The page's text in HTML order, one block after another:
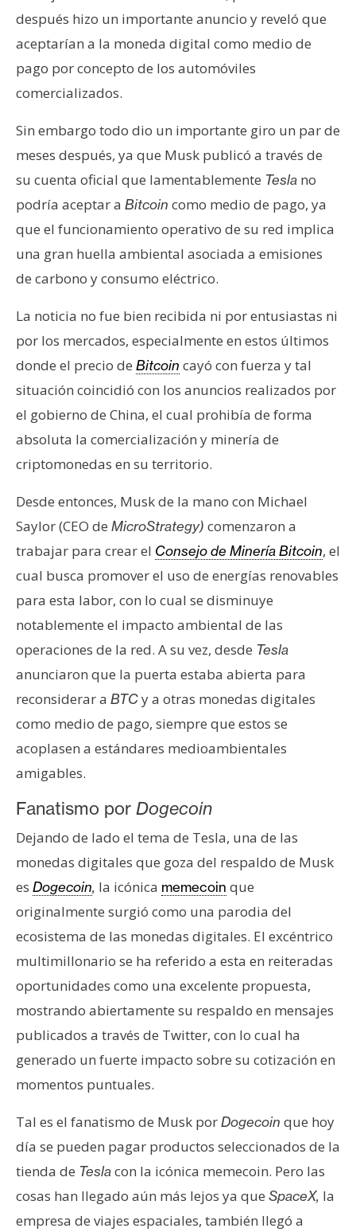
después hizo un importante anuncio y reveló que
aceptarían a la moneda digital como medio de
pago por concepto de los automóviles
comercializados.
Sin embargo todo dio un importante giro un par de
meses después, ya que Musk publicó a través de
su cuenta oficial que lamentablemente Tesla no
podría aceptar a Bitcoin como medio de pago, ya
que el funcionamiento operativo de su red implica
una gran huella ambiental asociada a emisiones
de carbono y consumo eléctrico.
La noticia no fue bien recibida ni por entusiastas ni
por los mercados, especialmente en estos últimos
donde el precio de Bitcoin cayó con fuerza y tal
situación coincidió con los anuncios realizados por
el gobierno de China, el cual prohibía de forma
absoluta la comercialización y minería de
criptomonedas en su territorio.
Desde entonces, Musk de la mano con Michael
Saylor (CEO de MicroStrategy) comenzaron a
trabajar para crear el Consejo de Minería Bitcoin, el
cual busca promover el uso de energías renovables
para esta labor, con lo cual se disminuye
notablemente el impacto ambiental de las
operaciones de la red. A su vez, desde Tesla
anunciaron que la puerta estaba abierta para
reconsiderar a BTCy a otras monedas digitales
como medio de pago, siempre que estos se
acoplasen a estándares medioambientales
amigables.
Fanatismo por Dogecoin
Dejando de lado el tema de Tesla, una de las
monedas digitales que goza del respaldo de Musk
es Dogecoin, la icónica memecoin que
originalmente surgió como una parodia del
ecosistema de las monedas digitales. El excéntrico
multimillonario se ha referido a esta en reiteradas
oportunidades como una excelente propuesta,
mostrando abiertamente su respaldo en mensajes
publicados a través de Twitter, con lo cual ha
generado un fuerte impacto sobre su cotización en
momentos puntuales.
Tal es el fanatismo de Musk porDogecoin que hoy
día se pueden pagar productos seleccionados de la
tienda de Teslacon la icónica memecoin. Pero las
cosas han llegado aún más lejos ya que SpaceX, la
empresa de viajes espaciales, también llegó a